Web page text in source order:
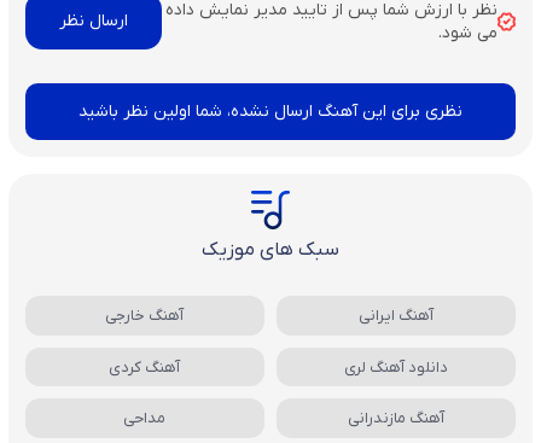
نظر با ارزش شما پس از تایید مدیر نمایش داده
می شود.
نظری برای این آهنگ ارسال نشده، شما اولین نظر باشید
سبک های موزیک
آهنگ ایرانی آهنگ خارجی
دانلود آهنگ لری آهنگ کردی
آهنگ مازندرانی مداحی